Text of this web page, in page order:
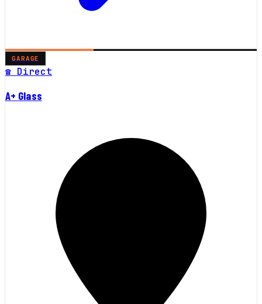
GARAGE
☎ Direct
A+ Glass